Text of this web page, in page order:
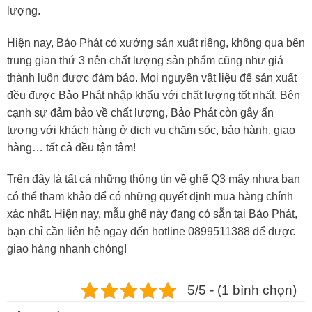
lượng.
Hiện nay, Bảo Phát có xưởng sản xuất riêng, không qua bên
trung gian thứ 3 nên chất lượng sản phẩm cũng như giá
thành luôn được đảm bảo. Mọi nguyên vật liệu để sản xuất
đều được Bảo Phát nhập khẩu với chất lượng tốt nhất. Bên
cạnh sự đảm bảo về chất lượng, Bảo Phát còn gây ấn
tượng với khách hàng ở dịch vụ chăm sóc, bảo hành, giao
hàng… tất cả đều tận tâm!
Trên đây là tất cả những thông tin về ghế Q3 mây nhựa bạn
có thể tham khảo để có những quyết định mua hàng chính
xác nhất. Hiện nay, mẫu ghế này đang có sẵn tại Bảo Phát,
bạn chỉ cần liên hệ ngay đến hotline 0899511388 để được
giao hàng nhanh chóng!
5/5 - (1 bình chọn)